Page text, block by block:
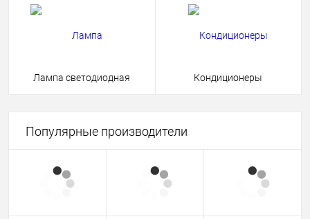
Лампа светодиодная Кондиционеры
Популярные производители